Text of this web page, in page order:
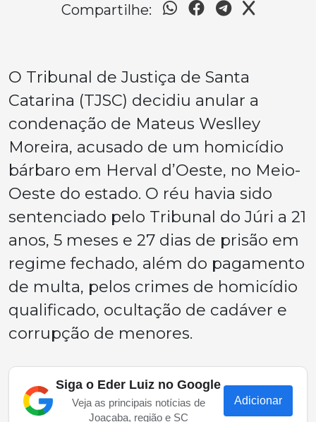
Compartilhe:
O Tribunal de Justiça de Santa
Catarina (TJSC) decidiu anular a
condenação de Mateus Weslley
Moreira, acusado de um homicídio
bárbaro em Herval d’Oeste, no Meio-
Oeste do estado. O réu havia sido
sentenciado pelo Tribunal do Júri a 21
anos, 5 meses e 27 dias de prisão em
regime fechado, além do pagamento
de multa, pelos crimes de homicídio
qualificado, ocultação de cadáver e
corrupção de menores.
Siga o Eder Luiz no Google
Veja as principais notícias de
Joaçaba, região e SC
Adicionar